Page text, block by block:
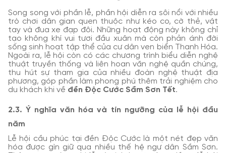
Song song với phần lễ, phần hội diễn ra sôi nổi với nhiều
trò chơi dân gian quen thuộc như kéo co, cờ thẻ, vật
tay và đua xe đạp đôi. Những hoạt động này không chỉ
tạo không khí vui tươi đầu xuân mà còn phản ánh đời
sống sinh hoạt tập thể của cư dân ven biển Thanh Hóa.
Ngoài ra, lễ hội còn có các chương trình biểu diễn nghệ
thuật truyền thống và liên hoan văn nghệ quần chúng,
thu hút sự tham gia của nhiều đoàn nghệ thuật địa
phương, góp phần làm phong phú thêm trải nghiệm cho
du khách khi về đền Độc Cước Sầm Sơn Tết.
2.3. Ý nghĩa văn hóa và tín ngưỡng của lễ hội đầu
năm
Lễ hội cầu phúc tại đền Độc Cước là một nét đẹp văn
hóa được gìn giữ qua nhiều thế hệ ngư dân Sầm Sơn.